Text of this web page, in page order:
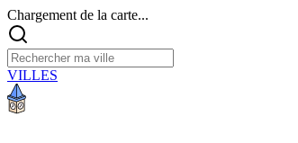
Chargement de la carte...
VILLES